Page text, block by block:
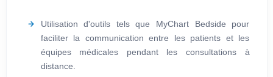
Utilisation d'outils tels que MyChart Bedside pour
faciliter la communication entre les patients et les
équipes médicales pendant les consultations à
distance.